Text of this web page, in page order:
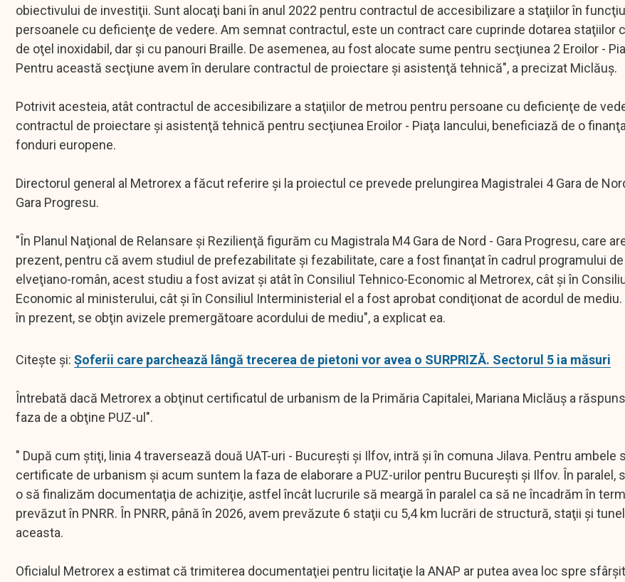
obiectivului de investiţii. Sunt alocaţi bani în anul 2022 pentru contractul de accesibilizare a staţiilor în
persoanele cu deficienţe de vedere. Am semnat contractul, este un contract care cuprinde dotarea staţiilor
de oţel inoxidabil, dar şi cu panouri Braille. De asemenea, au fost alocate sume pentru secţiunea 2 Eroilor -
Pentru această secţiune avem în derulare contractul de proiectare şi asistenţă tehnică", a precizat Miclăuş.
Potrivit acesteia, atât contractul de accesibilizare a staţiilor de metrou pentru persoane cu deficienţe de
contractul de proiectare şi asistenţă tehnică pentru secţiunea Eroilor - Piaţa Iancului, beneficiază de o
fonduri europene.
Directorul general al Metrorex a făcut referire şi la proiectul ce prevede prelungirea Magistralei 4 Gara de
Gara Progresu.
"În Planul Naţional de Relansare şi Rezilienţă figurăm cu Magistrala M4 Gara de Nord - Gara Progresu, care
prezent, pentru că avem studiul de prefezabilitate şi fezabilitate, care a fost finanţat în cadrul programului
elveţiano-român, acest studiu a fost avizat şi atât în Consiliul Tehnico-Economic al Metrorex, cât şi în
Economic al ministerului, cât şi în Consiliul Interministerial el a fost aprobat condiţionat de acordul de mediu.
în prezent, se obţin avizele premergătoare acordului de mediu", a explicat ea.
Citește și: Șoferii care parchează lângă trecerea de pietoni vor avea o SURPRIZĂ. Sectorul 5 ia măsuri
Întrebată dacă Metrorex a obţinut certificatul de urbanism de la Primăria Capitalei, Mariana Miclăuş a
faza de a obţine PUZ-ul".
" După cum ştiţi, linia 4 traversează două UAT-uri - Bucureşti şi Ilfov, intră şi în comuna Jilava. Pentru ambele
certificate de urbanism şi acum suntem la faza de elaborare a PUZ-urilor pentru Bucureşti şi Ilfov. În paralel,
o să finalizăm documentaţia de achiziţie, astfel încât lucrurile să meargă în paralel ca să ne încadrăm în
prevăzut în PNRR. În PNRR, până în 2026, avem prevăzute 6 staţii cu 5,4 km lucrări de structură, staţii şi
aceasta.
Oficialul Metrorex a estimat că trimiterea documentaţiei pentru licitaţie la ANAP ar putea avea loc spre